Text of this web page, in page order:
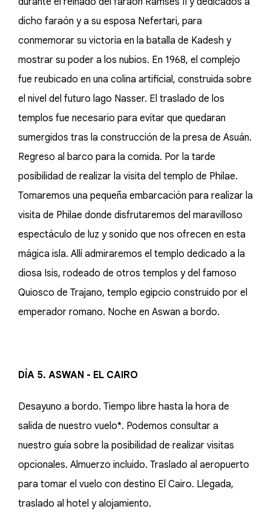
dicho faraón y a su esposa Nefertari, para
conmemorar su victoria en la batalla de Kadesh y
mostrar su poder a los nubios. En 1968, el complejo
fue reubicado en una colina artificial, construida sobre
el nivel del futuro lago Nasser. El traslado de los
templos fue necesario para evitar que quedaran
sumergidos tras la construcción de la presa de Asuán.
Regreso al barco para la comida. Por la tarde
posibilidad de realizar la visita del templo de Philae.
Tomaremos una pequeña embarcación para realizar la
visita de Philae donde disfrutaremos del maravilloso
espectáculo de luz y sonido que nos ofrecen en esta
mágica isla. Allí admiraremos el templo dedicado a la
diosa Isis, rodeado de otros templos y del famoso
Quiosco de Trajano, templo egipcio construido por el
emperador romano. Noche en Aswan a bordo.
DÍA 5. ASWAN - EL CAIRO
Desayuno a bordo. Tiempo libre hasta la hora de
salida de nuestro vuelo*. Podemos consultar a
nuestro guía sobre la posibilidad de realizar visitas
opcionales. Almuerzo incluido. Traslado al aeropuerto
para tomar el vuelo con destino El Cairo. Llegada,
traslado al hotel y alojamiento.